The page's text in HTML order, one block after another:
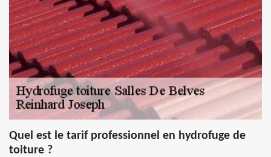
Quel est le tarif professionnel en hydrofuge de
toiture ?